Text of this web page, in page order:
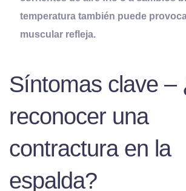
temperatura también puede
muscular refleja.
Síntomas clave –
reconocer una
contractura en la
espalda?